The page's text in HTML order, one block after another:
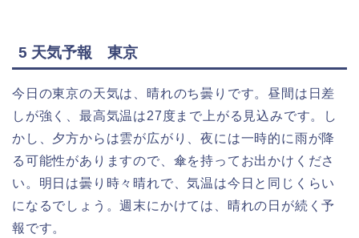
5 天気予報 東京
今日の東京の天気は、晴れのち曇りです。昼間は日差
しが強く、最高気温は27度まで上がる見込みです。し
かし、夕方からは雲が広がり、夜には一時的に雨が降
る可能性がありますので、傘を持ってお出かけくださ
い。明日は曇り時々晴れで、気温は今日と同じくらい
になるでしょう。週末にかけては、晴れの日が続く予
報です。